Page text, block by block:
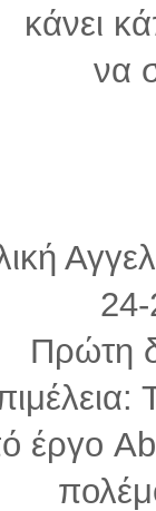
κάνει
να
Πρώτη
έργο